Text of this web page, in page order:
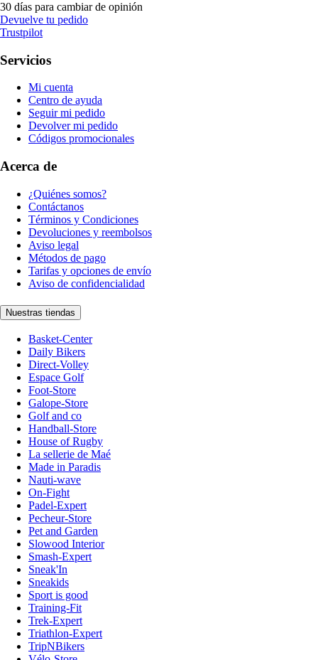
30 días para cambiar de opinión
Devuelve tu pedido
Trustpilot
Servicios
Mi cuenta
Centro de ayuda
Seguir mi pedido
Devolver mi pedido
Códigos promocionales
Acerca de
¿Quiénes somos?
Contáctanos
Términos y Condiciones
Devoluciones y reembolsos
Aviso legal
Métodos de pago
Tarifas y opciones de envío
Aviso de confidencialidad
Nuestras tiendas
Basket-Center
Daily Bikers
Direct-Volley
Espace Golf
Foot-Store
Galope-Store
Golf and co
Handball-Store
House of Rugby
La sellerie de Maé
Made in Paradis
Nauti-wave
On-Fight
Padel-Expert
Pecheur-Store
Pet and Garden
Slowood Interior
Smash-Expert
Sneak'In
Sneakids
Sport is good
Training-Fit
Trek-Expert
Triathlon-Expert
TripNBikers